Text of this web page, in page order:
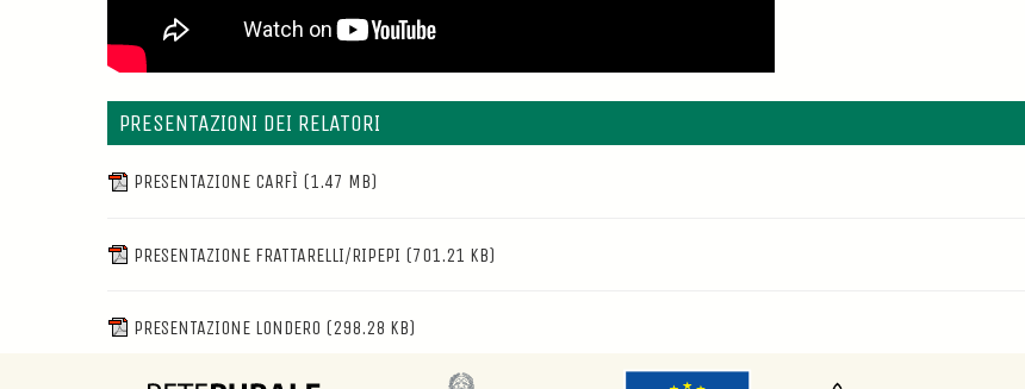
PRESENTAZIONI DEI RELATORI
PRESENTAZIONE CARFÌ (1.47 MB)
PRESENTAZIONE FRATTARELLI/RIPEPI (701.21 KB)
PRESENTAZIONE LONDERO (298.28 KB)